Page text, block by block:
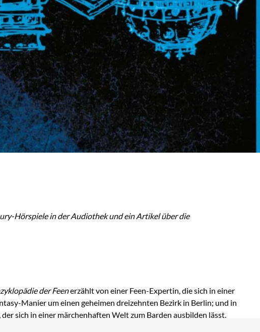
Hörspiele in der Audiothek und ein Artikel über die
der Feenerzählt von einer Feen-Expertin, die sich in einer
Manier um einen geheimen dreizehnten Bezirk in Berlin; und in
sich in einer märchenhaften Welt zum Barden ausbilden lässt.